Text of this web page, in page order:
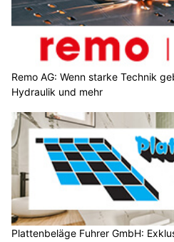
Remo AG: Wenn starke Technik
Hydraulik und mehr
Plattenbeläge Fuhrer GmbH: